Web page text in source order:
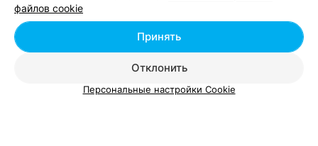
Добавить специалиста
файлов cookie
Отклонить
Принять
Персональные настройки Cookie